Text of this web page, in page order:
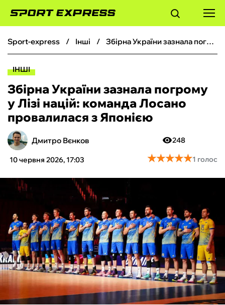
ФУТБОЛ
БОКС
ХОКЕЙ
ТЕНІС
КІБЕРСПОРТ
ЧС-2026
ФУТЗАЛ
ІНШІ
БУКМЕКЕРИ
sport-express інші Збірна України зазнала погрому у Лізі націй: команда Лосано провалилася з Японією
ІНШІ
Збірна України зазнала погрому
у Лізі націй: команда Лосано
провалилася з Японією
Дмитро Вєнков
10 червня 2026, 17:03
248
★★★★★
★★★★★1 голос